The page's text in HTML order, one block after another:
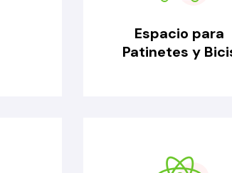
Espacio para
Patinetes y